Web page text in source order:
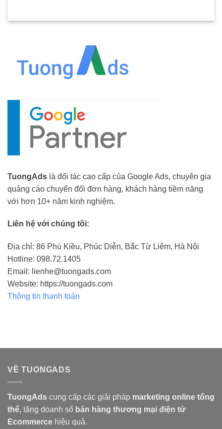
TuongAds là đối tác cao cấp của Google Ads, chuyên gia
quảng cáo chuyển đổi đơn hàng, khách hàng tiềm năng
với hơn 10+ năm kinh nghiệm.
Liên hệ với chúng tôi:
Địa chỉ: 86 Phú Kiều, Phúc Diễn, Bắc Từ Liêm, Hà Nội
Hotline: 098.72.1405
Email: lienhe@tuongads.com
Website: https://tuongads.com
Thông tin thanh toán
VỀ TUONGADS
TuongAds cung cấp các giải pháp marketing online tổng
thể, tăng doanh số bán hàng thương mại điện tử
Ecommerce hiệu quả.